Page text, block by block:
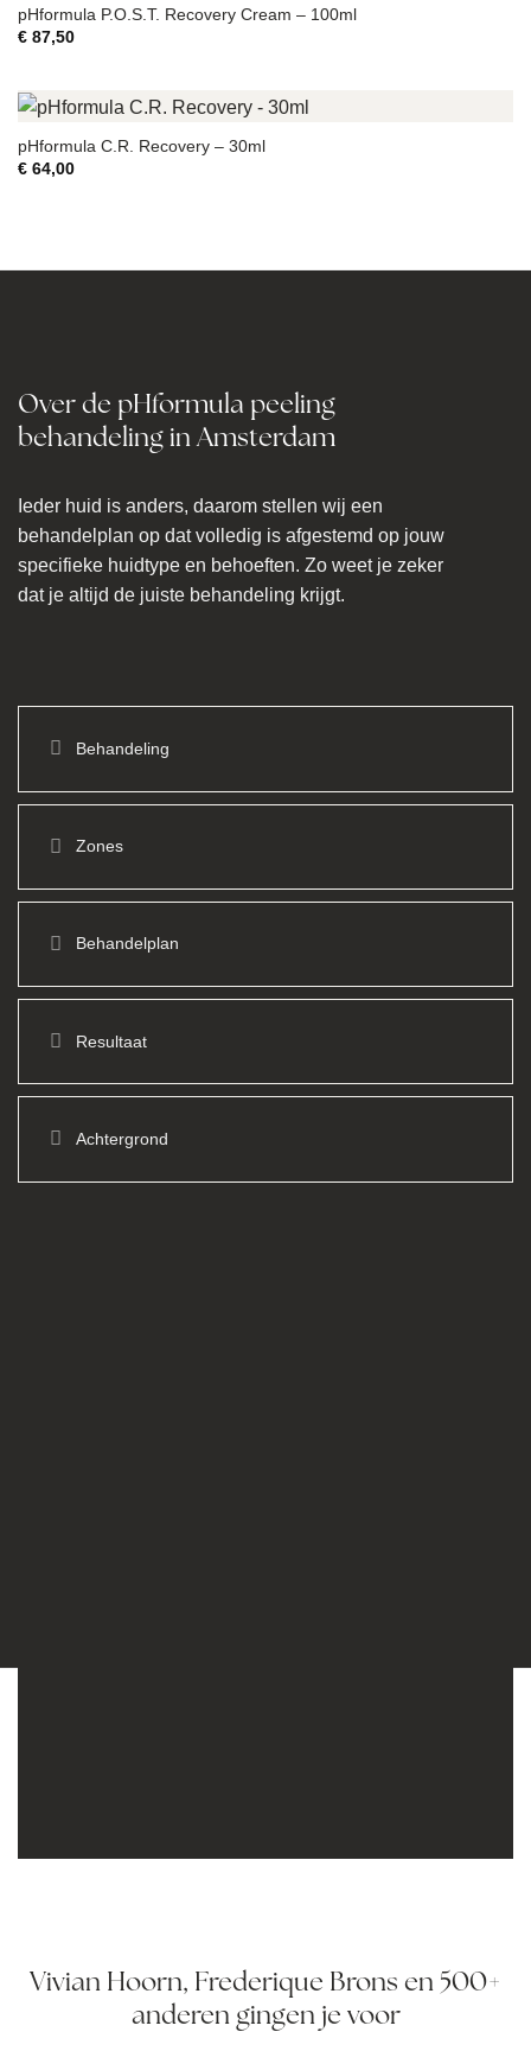
pHformula P.O.S.T. Recovery Cream – 100ml
€87,50
pHformula C.R. Recovery – 30ml
€64,00
Over de pHformula peeling
behandeling in Amsterdam
Ieder huid is anders, daarom stellen wij een
behandelplan op dat volledig is afgestemd op jouw
specifieke huidtype en behoeften. Zo weet je zeker
dat je altijd de juiste behandeling krijgt.
Behandeling
Zones
Behandelplan
Resultaat
Achtergrond
Vivian Hoorn, Frederique Brons en 500+
anderen gingen je voor